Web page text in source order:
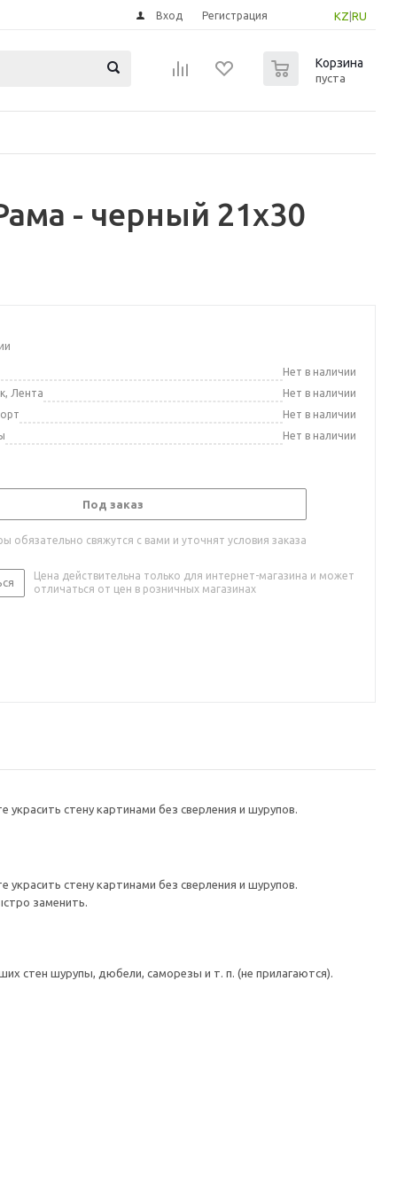
KZ RU
Вход Регистрация
Корзина
пуста
- черный 21x30
Нет в наличии
Лента
Нет в наличии
Нет в наличии
Нет в наличии
Под заказ
обязательно свяжутся с вами и уточнят условия заказа
Цена действительна только для интернет-магазина и может
отличаться от цен в розничных магазинах
стену картинами без сверления и шурупов.
стену картинами без сверления и шурупов.
заменить.
стен шурупы, дюбели, саморезы и т. п. (не прилагаются).